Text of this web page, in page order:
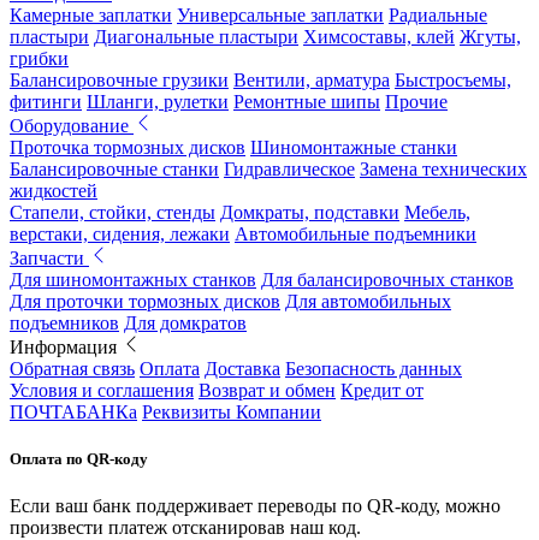
Камерные заплатки Универсальные заплатки Радиальные
пластыри Диагональные пластыри Химсоставы, клей Жгуты,
грибки
Балансировочные грузики Вентили, арматура Быстросъемы,
фитинги Шланги, рулетки Ремонтные шипы Прочие
Оборудование
Проточка тормозных дисков Шиномонтажные станки
Балансировочные станки Гидравлическое Замена технических
жидкостей
Стапели, стойки, стенды Домкраты, подставки Мебель,
верстаки, сидения, лежаки Автомобильные подъемники
Запчасти
Для шиномонтажных станков Для балансировочных станков
Для проточки тормозных дисков Для автомобильных
подъемников Для домкратов
Информация
Обратная связь Оплата Доставка Безопасность данных
Условия и соглашения Возврат и обмен Кредит от
ПОЧТАБАНКа Реквизиты Компании
Оплата по QR-коду
Если ваш банк поддерживает переводы по QR-коду, можно
произвести платеж отсканировав наш код.